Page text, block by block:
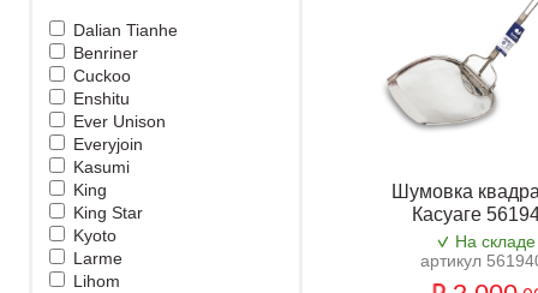
Dalian Tianhe
Benriner
Cuckoo
Enshitu
Ever Unison
Everyjoin
Kasumi
King
King Star
Kyoto
Larme
Lihom
Шумовка
Касуаге
На складе
артикул